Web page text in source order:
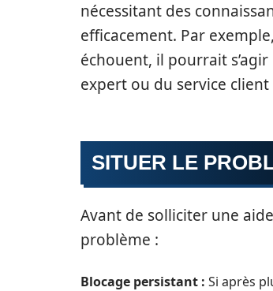
nécessitant des
efficacement. Par
échouent, il pourrait s’agir
expert ou du service
SITUER LE
Avant de solliciter une
problème :
Blocage persistant : Si après